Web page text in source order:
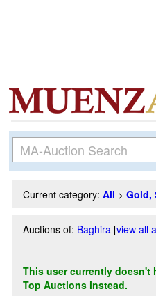
Current category: All > Gold,
Auctions of: Baghira [view all
This user currently doesn't
Top Auctions instead.